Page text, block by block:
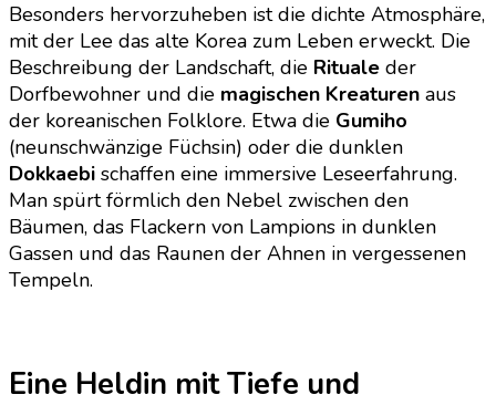
Besonders hervorzuheben ist die dichte Atmosphäre,
mit der Lee das alte Korea zum Leben erweckt. Die
Beschreibung der Landschaft, die Rituale der
Dorfbewohner und die magischen Kreaturen aus
der koreanischen Folklore. Etwa die Gumiho
(neunschwänzige Füchsin) oder die dunklen
Dokkaebi schaffen eine immersive Leseerfahrung.
Man spürt förmlich den Nebel zwischen den
Bäumen, das Flackern von Lampions in dunklen
Gassen und das Raunen der Ahnen in vergessenen
Tempeln.
Eine Heldin mit Tiefe und